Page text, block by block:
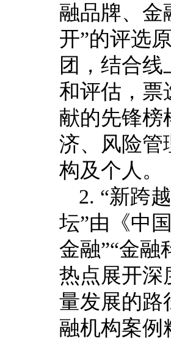
融品牌、金
开”的评选
团，结合
和评估，票
献的先锋榜
济、风险管
构及个人。
2. “新跨
坛”由《中
金融”“金融
热点展开深
量发展的路
融机构案例